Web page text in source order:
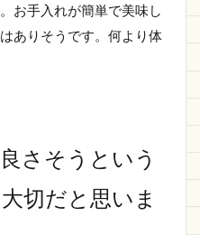
お手入れが簡単で美味し
ありそうです。何より体
さそうという
切だと思いま